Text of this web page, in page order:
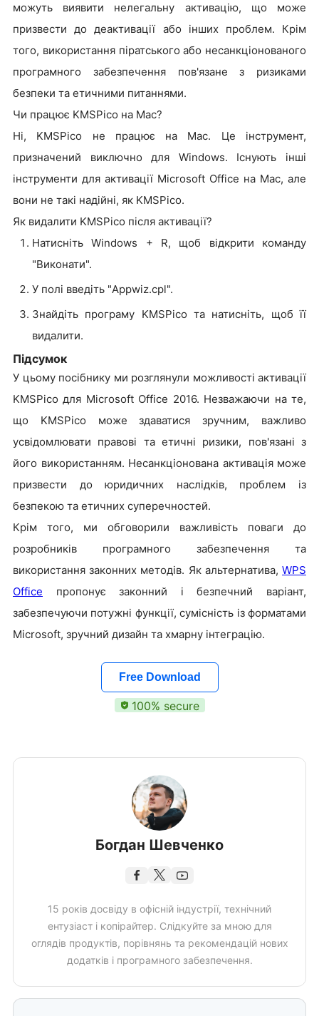
можуть виявити нелегальну активацію, що може
призвести до деактивації або інших проблем. Крім
того, використання піратського або несанкціонованого
програмного забезпечення пов'язане з ризиками
безпеки та етичними питаннями.
Чи працює KMSPico на Mac?
Ні, KMSPico не працює на Mac. Це інструмент,
призначений виключно для Windows. Існують інші
інструменти для активації Microsoft Office на Mac, але
вони не такі надійні, як KMSPico.
Як видалити KMSPico після активації?
Натисніть Windows + R, щоб відкрити команду
"Виконати".
У полі введіть "Appwiz.cpl".
Знайдіть програму KMSPico та натисніть, щоб її
видалити.
Підсумок
У цьому посібнику ми розглянули можливості активації
KMSPico для Microsoft Office 2016. Незважаючи на те,
що KMSPico може здаватися зручним, важливо
усвідомлювати правові та етичні ризики, пов'язані з
його використанням. Несанкціонована активація може
призвести до юридичних наслідків, проблем із
безпекою та етичних суперечностей.
Крім того, ми обговорили важливість поваги до
розробників програмного забезпечення та
використання законних методів. Як альтернатива, WPS
Office пропонує законний і безпечний варіант,
забезпечуючи потужні функції, сумісність із форматами
Microsoft, зручний дизайн та хмарну інтеграцію.
Free Download
100% secure
Богдан Шевченко
15 років досвіду в офісній індустрії, технічний
ентузіаст і копірайтер. Слідкуйте за мною для
оглядів продуктів, порівнянь та рекомендацій нових
додатків і програмного забезпечення.